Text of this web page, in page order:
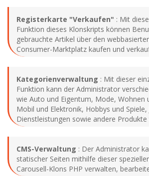
Registerkarte "Verkaufen" : Mit
Funktion dieses Klonskripts können
gebrauchte Artikel über den
Consumer-Marktplatz kaufen und
Kategorienverwaltung : Mit dieser
Funktion kann der Administrator
wie Auto und Eigentum, Mode, Wohnen
Mobil und Elektronik, Hobbys und Spiele,
Dienstleistungen sowie andere Produkte
CMS-Verwaltung : Der Administrator
statischer Seiten mithilfe dieser
Carousell-Klons PHP verwalten,